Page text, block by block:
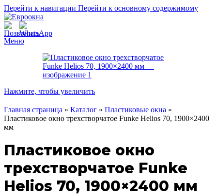
Перейти к навигации Перейти к основному содержимому
Меню
Нажмите, чтобы увеличить
Главная страница » Каталог » Пластиковые окна »
Пластиковое окно трехстворчатое Funke Helios 70, 1900×2400
мм
Пластиковое окно
трехстворчатое Funke
Helios 70, 1900×2400 мм